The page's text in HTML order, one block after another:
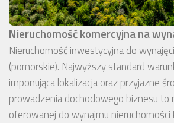
Nieruchomość komercyjna na
Nieruchomość inwestycyjna do
(pomorskie). Najwyższy standard
imponująca lokalizacja oraz przyjazne
prowadzenia dochodowego biznesu to
oferowanej do wynajmu nieruchomości